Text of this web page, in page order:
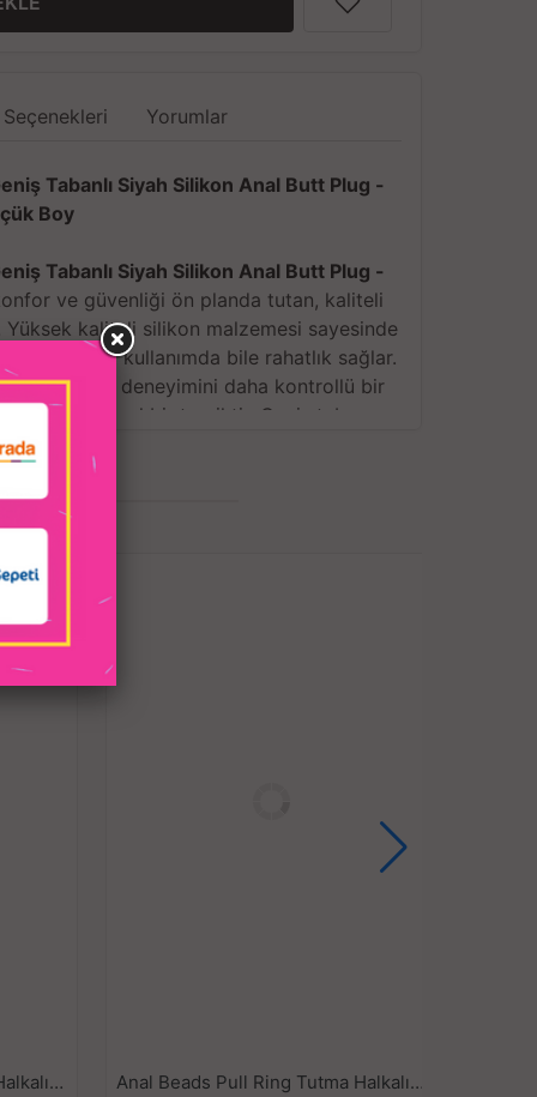
Yorumlar
Tabanlı Siyah Silikon Anal Butt Plug -
Boy
Tabanlı Siyah Silikon Anal Butt Plug -
ve güvenliği ön planda tutan, kaliteli
kaliteli silikon malzemesi sayesinde
uzun süreli kullanımda bile rahatlık sağlar.
anal oyun deneyimini daha kontrollü bir
mükemmel bir tercihtir. Geniş tabanı,
stabilite sunar ve ürünü kolayca kontrol
olanak tanır.
Özellikler:
kullanımı güvenli hale getirir ve kullanım
sayesinde kolayca çıkarılabilir ve tamamen
deneyimi sunar.
pürüzsüz silikon, vücuda uyumlu ve
sayesinde rahat bir deneyim sağlar ve aynı
dayanıklıdır.
temizlenmesi önerilir. Düzenli temizlik,
Anal Beads Pull Ring Tutma Halkalı Dereceli Toplar Silikon Mor Anal Boncuk Anal Beads Pull Ring Tutma Halkalı Dereceli Toplar Silikon Pembe Anal Boncuk